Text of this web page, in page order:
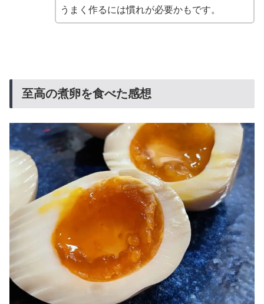
うまく作るには慣れが必要かもです。
至高の煮卵を食べた感想